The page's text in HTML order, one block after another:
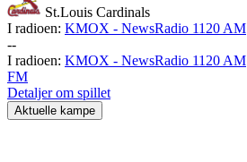
St.Louis Cardinals
I radioen: KMOX - NewsRadio 1120 AM
--
I radioen: KMOX - NewsRadio 1120 AM
FM
Detaljer om spillet
Aktuelle kampe